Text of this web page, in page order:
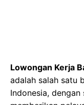
Lowongan Kerja
adalah salah satu
Indonesia,